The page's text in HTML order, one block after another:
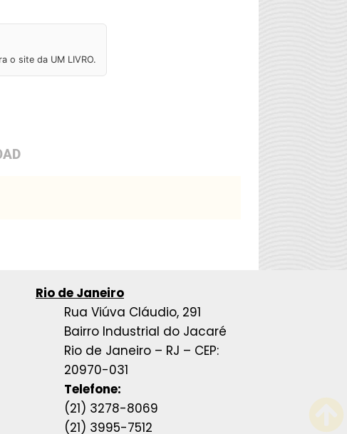
o site da UM LIVRO.
Rio de Janeiro
Rua Viúva Cláudio, 291
Bairro Industrial do Jacaré
Rio de Janeiro – RJ – CEP:
20970-031
Telefone:
(21) 3278-8069
(21) 3995-7512